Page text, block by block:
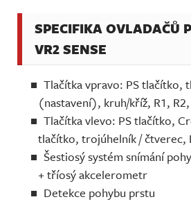
SPECIFIKA OVLADAČŮ
VR2 SENSE
Tlačítka vpravo: PS tlačítko,
(nastavení), kruh/kříž, R1, R2,
Tlačítka vlevo: PS tlačítko,
tlačítko, trojúhelník / čtverec,
Šestiosý systém snímání
+ tříosý akcelerometr
Detekce pohybu prstu